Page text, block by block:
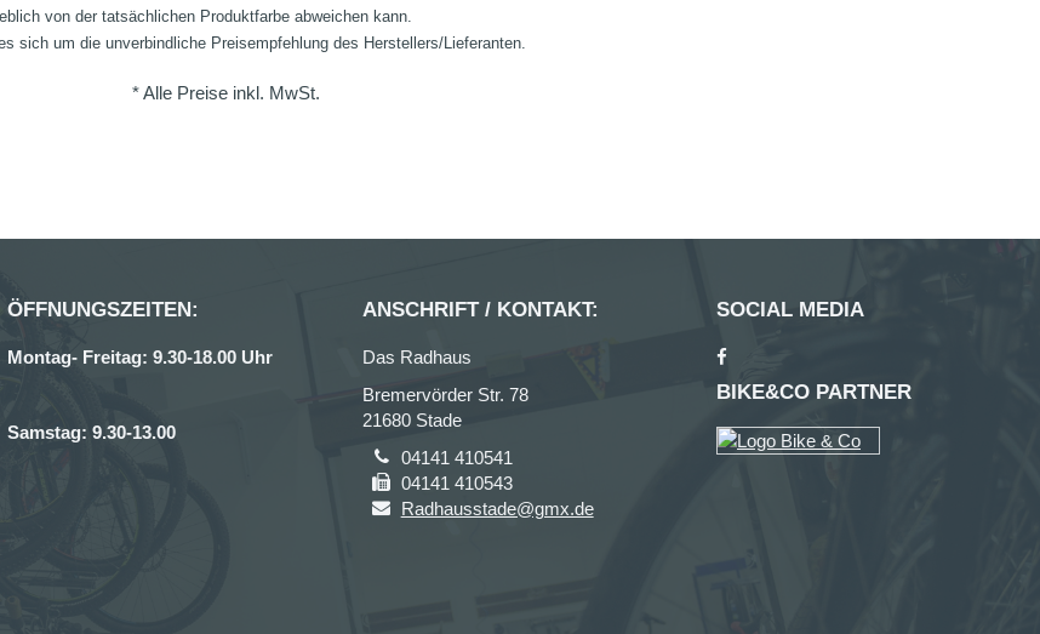
von der tatsächlichen Produktfarbe abweichen kann.
sich um die unverbindliche Preisempfehlung des Herstellers/Lieferanten.
* Alle Preise inkl. MwSt.
ÖFFNUNGSZEITEN:
Montag- Freitag: 9.30-18.00 Uhr
Samstag: 9.30-13.00
ANSCHRIFT / KONTAKT:
Das Radhaus
Bremervörder Str. 78
21680 Stade
04141 410541
04141 410543
Radhausstade@gmx.de
SOCIAL MEDIA
BIKE&CO PARTNER